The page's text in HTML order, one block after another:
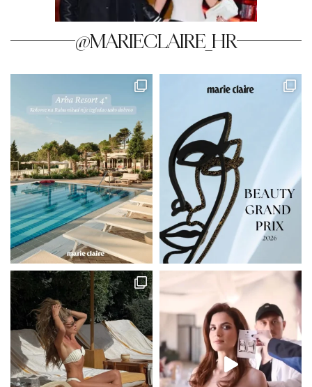
@MARIECLAIRE_HR